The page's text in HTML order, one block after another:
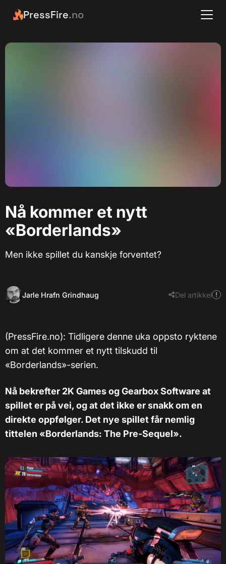
PressFire.no
Nå kommer et nytt
«Borderlands»
Men ikke spillet du kanskje forventet?
Jarle Hrafn Grindhaug Del artikkel
(PressFire.no): Tidligere denne uka oppsto ryktene
om at det kommer et nytt tilskudd til
«Borderlands»-serien.
Nå bekrefter 2K Games og Gearbox Software at
spillet er på vei, og at det ikke er snakk om en
direkte oppfølger. Det nye spillet får nemlig
tittelen «Borderlands: The Pre-Sequel».